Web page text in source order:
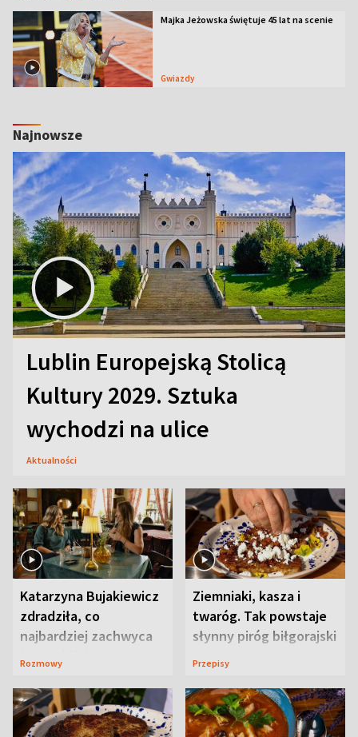
Majka Jeżowska świętuje 45 lat na scenie
Gwiazdy
Najnowsze
Lublin Europejską Stolicą
Kultury 2029. Sztuka
wychodzi na ulice
Aktualności
Katarzyna Bujakiewicz
zdradziła, co
najbardziej zachwyca
ją w Lublinie
Rozmowy
Ziemniaki, kasza i
twaróg. Tak powstaje
słynny piróg biłgorajski
Przepisy